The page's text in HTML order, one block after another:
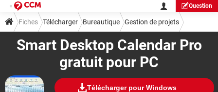
Question
Smart Desktop Calendar Pro
gratuit pour PC
Télécharger pour Windows
Fiches Télécharger Bureautique Gestion de projets